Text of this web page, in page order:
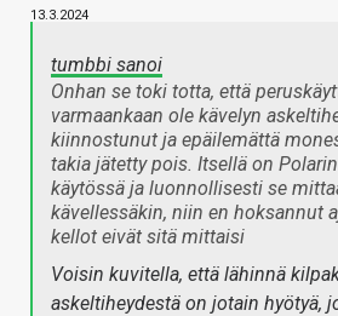
13.3.2024
tumbbi sanoi
Onhan se toki totta, että
varmaankaan ole kävelyn
kiinnostunut ja epäilemättä
takia jätetty pois. Itsellä on
käytössä ja luonnollisesti se
kävellessäkin, niin en hoksannut
kellot eivät sitä mittaisi
Voisin kuvitella, että lähinnä
askeltiheydestä on jotain hyötyä,